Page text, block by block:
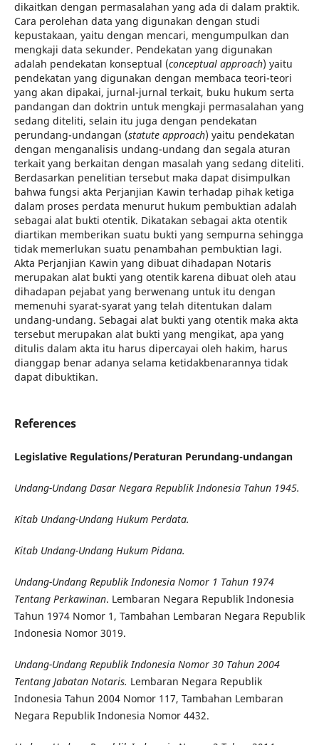
dikaitkan dengan permasalahan yang ada di dalam praktik.
Cara perolehan data yang digunakan dengan studi
kepustakaan, yaitu dengan mencari, mengumpulkan dan
mengkaji data sekunder. Pendekatan yang digunakan
adalah pendekatan konseptual (conceptual approach) yaitu
pendekatan yang digunakan dengan membaca teori-teori
yang akan dipakai, jurnal-jurnal terkait, buku hukum serta
pandangan dan doktrin untuk mengkaji permasalahan yang
sedang diteliti, selain itu juga dengan pendekatan
perundang-undangan (statute approach) yaitu pendekatan
dengan menganalisis undang-undang dan segala aturan
terkait yang berkaitan dengan masalah yang sedang diteliti.
Berdasarkan penelitian tersebut maka dapat disimpulkan
bahwa fungsi akta Perjanjian Kawin terhadap pihak ketiga
dalam proses perdata menurut hukum pembuktian adalah
sebagai alat bukti otentik. Dikatakan sebagai akta otentik
diartikan memberikan suatu bukti yang sempurna sehingga
tidak memerlukan suatu penambahan pembuktian lagi.
Akta Perjanjian Kawin yang dibuat dihadapan Notaris
merupakan alat bukti yang otentik karena dibuat oleh atau
dihadapan pejabat yang berwenang untuk itu dengan
memenuhi syarat-syarat yang telah ditentukan dalam
undang-undang. Sebagai alat bukti yang otentik maka akta
tersebut merupakan alat bukti yang mengikat, apa yang
ditulis dalam akta itu harus dipercayai oleh hakim, harus
dianggap benar adanya selama ketidakbenarannya tidak
dapat dibuktikan.
References
Legislative Regulations/Peraturan Perundang-undangan
Undang-Undang Dasar Negara Republik Indonesia Tahun 1945.
Kitab Undang-Undang Hukum Perdata.
Kitab Undang-Undang Hukum Pidana.
Undang-Undang Republik Indonesia Nomor 1 Tahun 1974
Tentang Perkawinan. Lembaran Negara Republik Indonesia
Tahun 1974 Nomor 1, Tambahan Lembaran Negara Republik
Indonesia Nomor 3019.
Undang-Undang Republik Indonesia Nomor 30 Tahun 2004
Tentang Jabatan Notaris. Lembaran Negara Republik
Indonesia Tahun 2004 Nomor 117, Tambahan Lembaran
Negara Republik Indonesia Nomor 4432.